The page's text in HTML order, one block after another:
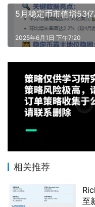
5月稳定币市值增53
2025年6月1日 下午7:20
相关推荐
至